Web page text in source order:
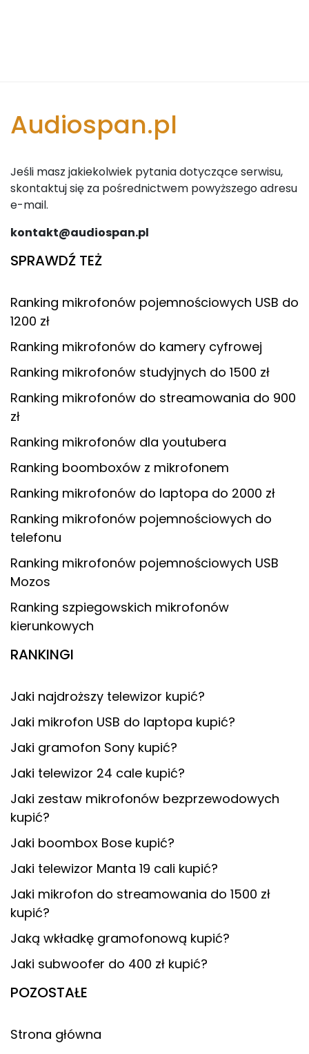
Audiospan.pl
Jeśli masz jakiekolwiek pytania dotyczące serwisu,
skontaktuj się za pośrednictwem powyższego adresu
e-mail.
kontakt@audiospan.pl
SPRAWDŹ TEŻ
Ranking mikrofonów pojemnościowych USB do
1200 zł
Ranking mikrofonów do kamery cyfrowej
Ranking mikrofonów studyjnych do 1500 zł
Ranking mikrofonów do streamowania do 900
zł
Ranking mikrofonów dla youtubera
Ranking boomboxów z mikrofonem
Ranking mikrofonów do laptopa do 2000 zł
Ranking mikrofonów pojemnościowych do
telefonu
Ranking mikrofonów pojemnościowych USB
Mozos
Ranking szpiegowskich mikrofonów
kierunkowych
RANKINGI
Jaki najdroższy telewizor kupić?
Jaki mikrofon USB do laptopa kupić?
Jaki gramofon Sony kupić?
Jaki telewizor 24 cale kupić?
Jaki zestaw mikrofonów bezprzewodowych
kupić?
Jaki boombox Bose kupić?
Jaki telewizor Manta 19 cali kupić?
Jaki mikrofon do streamowania do 1500 zł
kupić?
Jaką wkładkę gramofonową kupić?
Jaki subwoofer do 400 zł kupić?
POZOSTAŁE
Strona główna